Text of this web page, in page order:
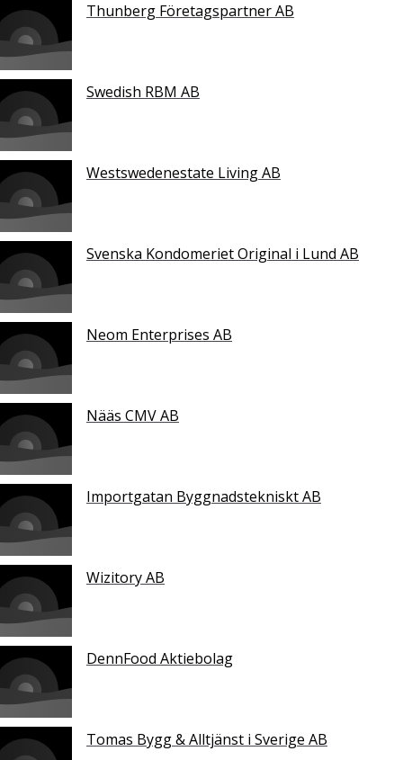
Thunberg Företagspartner AB
Swedish RBM AB
Westswedenestate Living AB
Svenska Kondomeriet Original i Lund AB
Neom Enterprises AB
Nääs CMV AB
Importgatan Byggnadstekniskt AB
Wizitory AB
DennFood Aktiebolag
Tomas Bygg & Alltjänst i Sverige AB